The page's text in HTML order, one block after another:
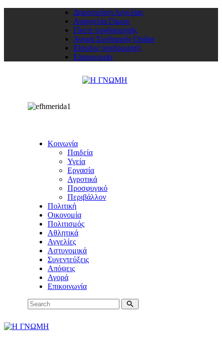
Δημοσιεύση Αγγελίας
Αναγγελία Γάμου
Γίνετε συνδρομητής
Αγορά Συνδρομής Online
Είσοδος συνδρομητή
Επικοινωνία
Κοινωνία
Παιδεία
Υγεία
Εργασία
Αγροτικά
Προσφυγικό
Περιβάλλον
Πολιτική
Οικονομία
Πολιτισμός
Αθλητικά
Αγγελίες
Αστυνομικά
Συνεντεύξεις
Απόψεις
Αγορά
Επικοινωνία